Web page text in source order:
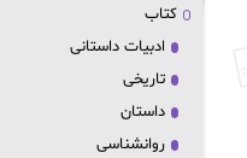
کتاب
ادبیات داستانی
تاریخی
داستان
روانشناسی